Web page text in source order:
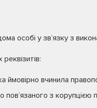
особі у зв’язку з
ймовірно вчинила
з